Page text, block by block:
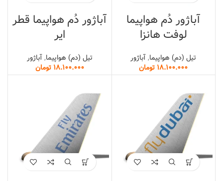
آباژور دُم هواپیما
لوفت هانزا
تیل (دم) هواپیما,آباژور
تومان
آباژور دُم هواپیما قطر
ایر
تیل (دم) هواپیما,آباژور
تومان